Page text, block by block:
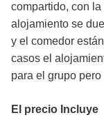
compartido, con
alojamiento se
y el comedor
casos el
para el grupo
El precio Incluye